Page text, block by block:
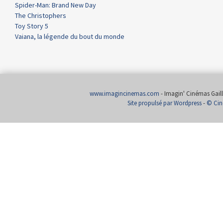
Spider-Man: Brand New Day
The Christophers
Toy Story 5
Vaiana, la légende du bout du monde
www.imagincinemas.com - Imagin' Cinémas
Site propulsé par Wordpress- ©